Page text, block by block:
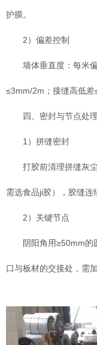
护膜。
2）偏差控制
墙体垂直度：每米偏
≤3mm/2m；接缝高低差
四、密封与节点处理
1）拼缝密封
打胶前清理拼缝灰尘
需选食品ji胶），胶缝连
2）关键节点
阴阳角用≥50mm的圆
口与板材的交接处，需